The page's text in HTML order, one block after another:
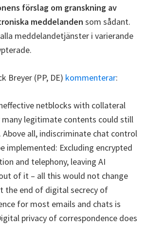
förslag om granskning av
meddelanden som sådant.
meddelandetjänster i varierande
Breyer (PP, DE) kommenterar:
netblocks with collateral
legitimate contents could still
Above all, indiscriminate chat control
implemented: Excluding encrypted
and telephony, leaving AI
of it – all this would not change
the end of digital secrecy of
for most emails and chats is
privacy of correspondence does